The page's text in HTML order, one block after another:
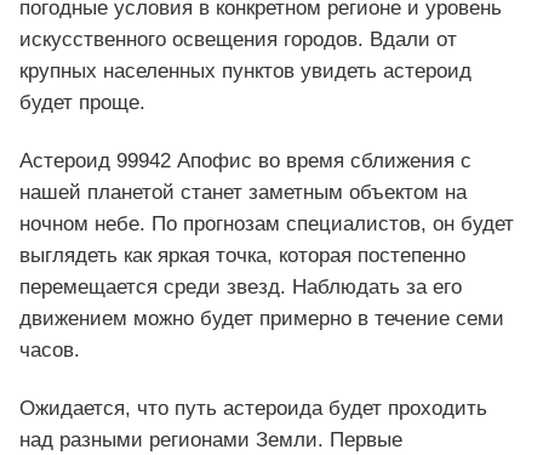
погодные условия в конкретном регионе и уровень
искусственного освещения городов. Вдали от
крупных населенных пунктов увидеть астероид
будет проще.
Астероид 99942 Апофис во время сближения с
нашей планетой станет заметным объектом на
ночном небе. По прогнозам специалистов, он будет
выглядеть как яркая точка, которая постепенно
перемещается среди звезд. Наблюдать за его
движением можно будет примерно в течение семи
часов.
Ожидается, что путь астероида будет проходить
над разными регионами Земли. Первые